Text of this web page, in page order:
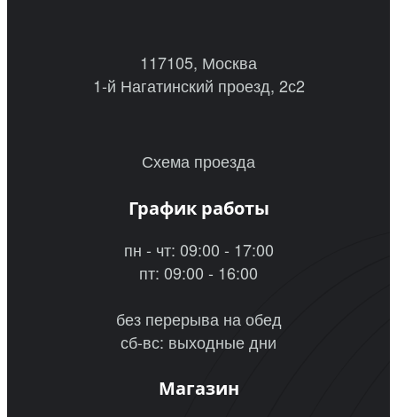
117105, Москва
1-й Нагатинский проезд, 2с2
Схема проезда
График работы
пн - чт: 09:00 - 17:00
пт: 09:00 - 16:00
без перерыва на обед
сб-вс: выходные дни
Магазин